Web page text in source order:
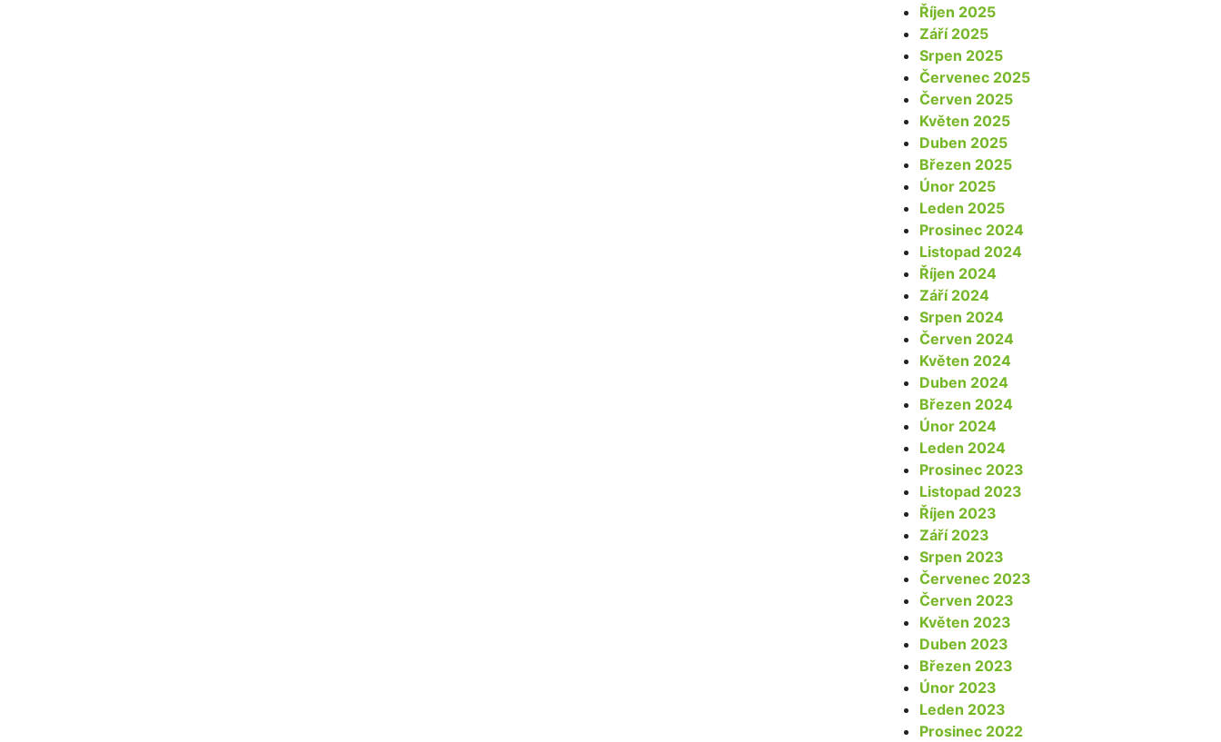
Říjen 2025
Září 2025
Srpen 2025
Červenec 2025
Červen 2025
Květen 2025
Duben 2025
Březen 2025
Únor 2025
Leden 2025
Prosinec 2024
Listopad 2024
Říjen 2024
Září 2024
Srpen 2024
Červen 2024
Květen 2024
Duben 2024
Březen 2024
Únor 2024
Leden 2024
Prosinec 2023
Listopad 2023
Říjen 2023
Září 2023
Srpen 2023
Červenec 2023
Červen 2023
Květen 2023
Duben 2023
Březen 2023
Únor 2023
Leden 2023
Prosinec 2022